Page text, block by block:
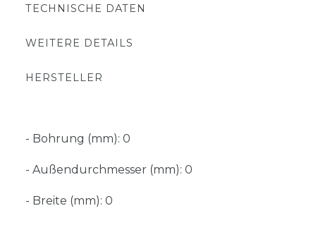
TECHNISCHE DATEN
WEITERE DETAILS
HERSTELLER
- Bohrung (mm): 0
- Außendurchmesser (mm): 0
- Breite (mm): 0